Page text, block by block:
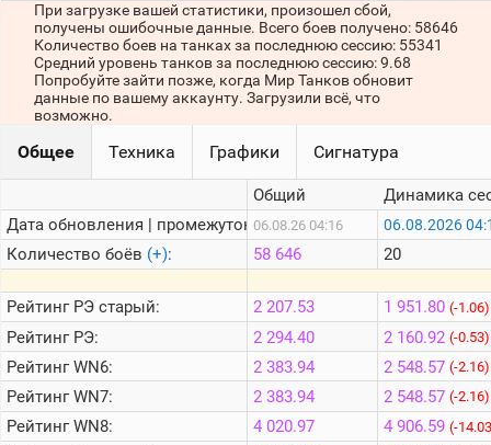
Статистика
стримеров
Информация
Онлайн
Цветовая
Теlegram
ВК
Портал
Мира
Танков
При загрузке вашей статистики, произошел сбой,
получены ошибочные данные. Всего боев получено: 58646
Количество боев на танках за последнюю сессию: 55341
Средний уровень танков за последнюю сессию: 9.68
Попробуйте зайти позже, когда Мир Танков обновит
данные по вашему аккаунту. Загрузили всё, что
возможно.
Общее Техника Графики Сигнатура
Дата обновления | промежуток:
Количество боёв (+):
РейтингРЭ старый:
РейтингРЭ:
РейтингWN6:
РейтингWN7:
РейтингWN8:
Общий
06.08.26 04:16
58 646
2 207.53
2 294.40
2 383.94
2 383.94
4 020.97
Динамика
06.08.2026
20
1 951.80 (-1.06)
2 160.92 (-0.53)
2 548.57 (-2.16)
2 548.57 (-2.16)
4 906.59 (-